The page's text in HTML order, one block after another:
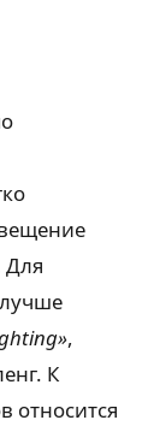
Для
,
К
относится